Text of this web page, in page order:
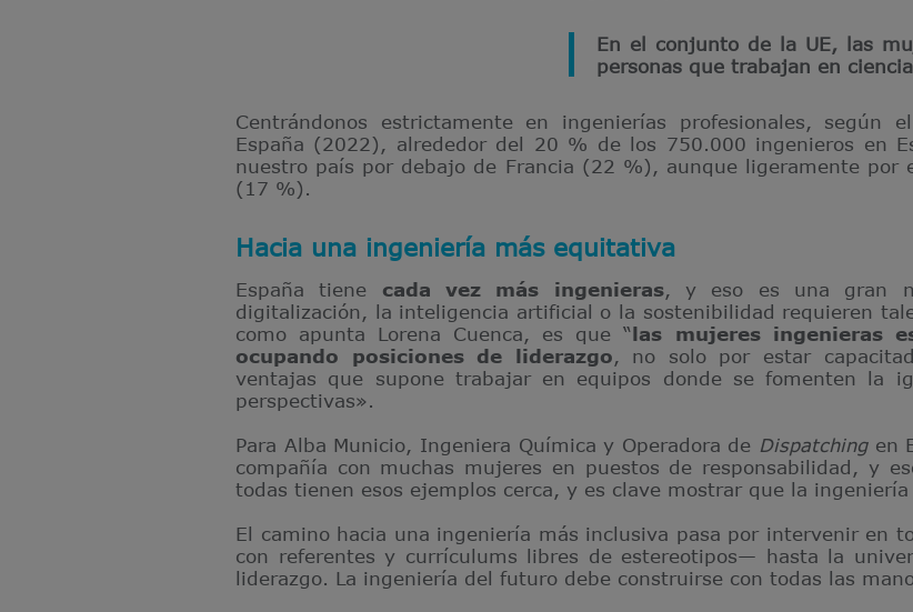
En el conjunto de la UE, las
personas que trabajan en
Centrándonos estrictamente en ingenierías profesionales, según
España (2022), alrededor del 20 % de los 750.000 ingenieros en
nuestro país por debajo de Francia (22 %), aunque ligeramente
(17 %).
Hacia una ingeniería más equitativa
España tiene cada vez más ingenieras, y eso es una gran
digitalización, la inteligencia artificial o la sostenibilidad requieren
como apunta Lorena Cuenca, es que “las mujeres ingenieras
ocupando posiciones de liderazgo, no solo por estar
ventajas que supone trabajar en equipos donde se fomenten la
perspectivas».
Para Alba Municio, Ingeniera Química y Operadora de Dispatchingen
compañía con muchas mujeres en puestos de responsabilidad, y
todas tienen esos ejemplos cerca, y es clave mostrar que la
El camino hacia una ingeniería más inclusiva pasa por intervenir en
con referentes y currículums libres de estereotipos— hasta la
liderazgo. La ingeniería del futuro debe construirse con todas las